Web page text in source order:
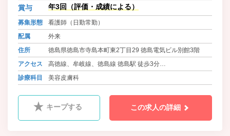
やしながら、じっくりと成長してい
きましょう。患者さまの気持ちに寄
賞与 年3回（評価・成績による）
募集形態
看護師（日勤常勤）
配属
外来
住所
徳島県徳島市寺島本町東2丁目29 徳島電気ビル別館3階
アクセス
高徳線、牟岐線、徳島線 徳島駅 徒歩3分
バス 徳島市交通局・徳島バス 八百屋町 徒歩3分
診療科目 美容皮膚科
キープする この求人の詳細